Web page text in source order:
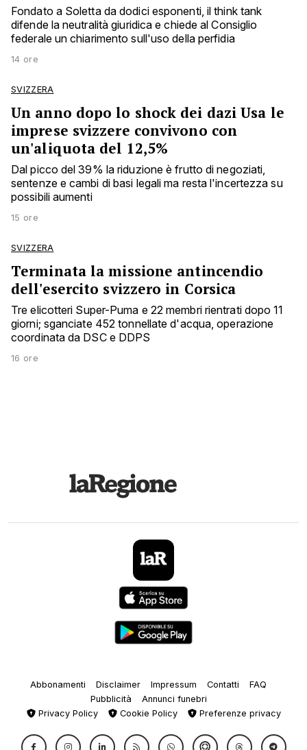
Fondato a Soletta da dodici esponenti, il think tank
difende la neutralità giuridica e chiede al Consiglio
federale un chiarimento sull'uso della perfidia
14 ore
SVIZZERA
Un anno dopo lo shock dei dazi Usa le
imprese svizzere convivono con
un'aliquota del 12,5%
Dal picco del 39% la riduzione è frutto di negoziati,
sentenze e cambi di basi legali ma resta l'incertezza su
possibili aumenti
15 ore
SVIZZERA
Terminata la missione antincendio
dell'esercito svizzero in Corsica
Tre elicotteri Super-Puma e 22 membri rientrati dopo 11
giorni; sganciate 452 tonnellate d'acqua, operazione
coordinata da DSC e DDPS
16 ore
Abbonamenti Disclaimer Impressum Contatti
FAQ
Pubblicità
Annunci funebri
Privacy Policy
Cookie Policy Preferenze privacy